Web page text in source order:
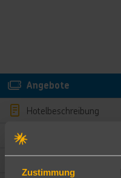
Zustimmung
Angebote
Hotelbeschreibung
Bewertungen